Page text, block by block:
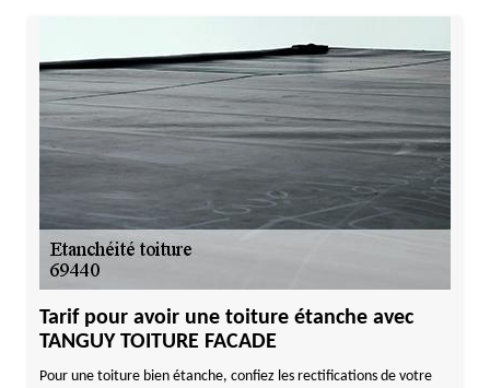
Tarif pour avoir une toiture étanche avec
TANGUY TOITURE FACADE
Pour une toiture bien étanche, confiez les rectifications de votre